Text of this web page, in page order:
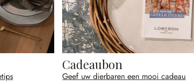
Cadeaubon
Geef uw dierbaren een mooi cadeau